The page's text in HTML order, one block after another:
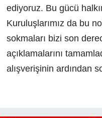
ediyoruz. Bu gücü
Kuruluşlarımız da bu
sokmaları bizi son
açıklamalarını
alışverişinin ardından